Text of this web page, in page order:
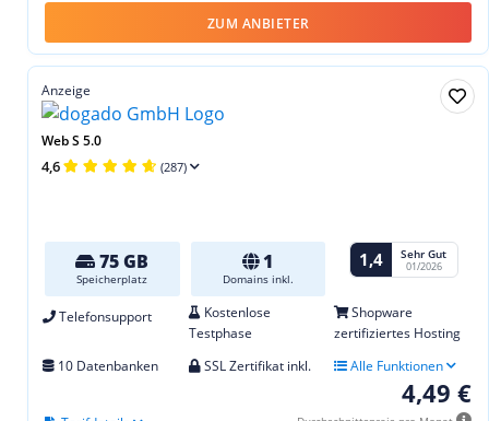
ZUM ANBIETER
Anzeige
Web S 5.0
4,6 (287)
75 GB
Speicherplatz
1
Domains inkl.
1,4 Sehr Gut
01/2026
Telefonsupport
Kostenlose
Testphase
Shopware
zertifiziertes Hosting
10 Datenbanken
SSL Zertifikat inkl. Alle Funktionen
4,49 €